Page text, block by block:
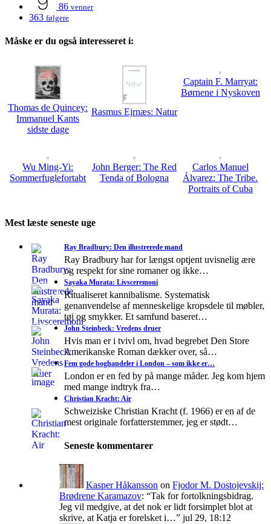
86 venner
363 følgere
Måske er du også interesseret i:
Thomas de Quincey:
Immanuel Kants
sidste dage
Rasmus Ejrnæs: Natur
Captain F. Marryat:
Børnene i Nyskoven
Wu Ming-Yi:
Sommerfuglefortabt
John Berger: The Red
Tenda of Bologna
Carlos Manuel
Álvarez: The Tribe.
Portraits of Cuba
Mest læste seneste uge
Ray Bradbury: Den illustrerede mand
Ray Bradbury har for længst optjent uvisnelig ære
og respekt for sine romaner og ikke…
Sayaka Murata: Livsceremoni
Ritualiseret kannibalisme. Systematisk
genanvendelse af menneskelige kropsdele til møbler,
tøj og smykker. Et samfund baseret…
John Steinbeck: Vredens druer
Hvis man er i tvivl om, hvad begrebet Den Store
Amerikanske Roman dækker over, så…
Fem gode boghandeler i London – som ikke er…
London er en fed by på mange måder. Jeg kom hjem
med mange indtryk fra…
Christian Kracht: Air
Schweiziske Christian Kracht (f. 1966) er en af de
mest originale forfatterstemmer, jeg er stødt…
Seneste kommentarer
Kasper Håkansson on Fjodor M. Dostojevskij:
Brødrene Karamazov: “Tak for fortolkningsbidrag.
Jeg vil medgive, at det nok er lidt forsimplet blot at
skrive, at Katja er forelsket i…” jul 29, 18:12